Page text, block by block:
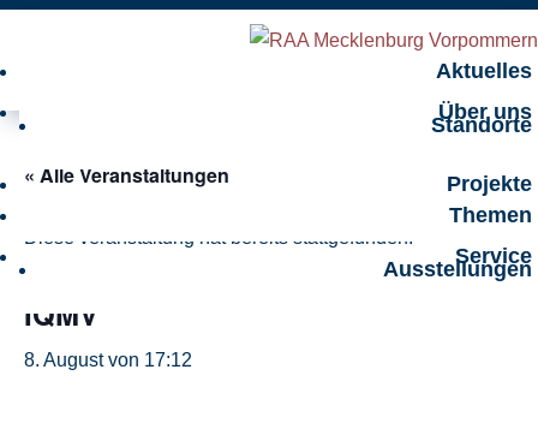
Aktuelles
Über uns
Standorte
Projekte
Themen
Service
Ausstellungen
« Alle Veranstaltungen
Diese veranstaltung hat bereits stattgefunden.
IQMV
8. August von 17:12